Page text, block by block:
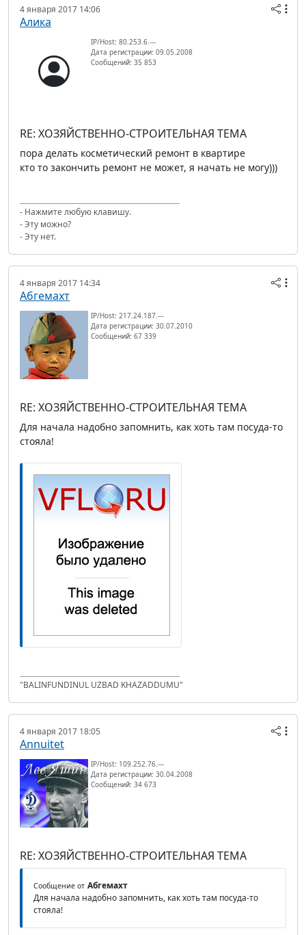
4 января 2017 14:06
Алика
IP/Host: 80.253.6.---
Дата регистрации: 09.05.2008
Сообщений: 35 853
RE: ХОЗЯЙСТВЕННО-СТРОИТЕЛЬНАЯ ТЕМА
пора делать косметический ремонт в квартире
кто то закончить ремонт не может, я начать не могу)))
- Нажмите любую клавишу.
- Эту можно?
- Эту нет.
4 января 2017 14:34
Абгемахт
IP/Host: 217.24.187.---
Дата регистрации: 30.07.2010
Сообщений: 67 339
RE: ХОЗЯЙСТВЕННО-СТРОИТЕЛЬНАЯ ТЕМА
Для начала надобно запомнить, как хоть там посуда-то
стояла!
"BALINFUNDINUL UZBAD KHAZADDUMU"
4 января 2017 18:05
Annuitet
IP/Host: 109.252.76.---
Дата регистрации: 30.04.2008
Сообщений: 34 673
RE: ХОЗЯЙСТВЕННО-СТРОИТЕЛЬНАЯ ТЕМА
Сообщение от Абгемахт
Для начала надобно запомнить, как хоть там посуда-то
стояла!